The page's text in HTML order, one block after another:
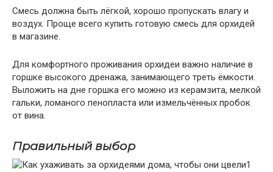
Смесь должна быть лёгкой, хорошо пропускать влагу и
воздух. Проще всего купить готовую смесь для орхидей
в магазине.
Для комфортного проживания орхидеи важно наличие в
горшке высокого дренажа, занимающего треть ёмкости.
Выложить на дне горшка его можно из керамзита, мелкой
гальки, ломаного пенопласта или измельчённых пробок
от вина.
Правильный выбор